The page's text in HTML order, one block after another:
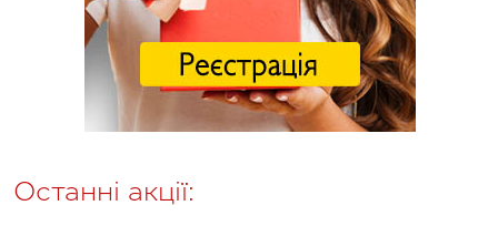
Останні акції: